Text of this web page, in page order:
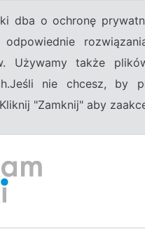
dba o ochronę
Używamy także
nie chcesz, by
"Zamknij" aby